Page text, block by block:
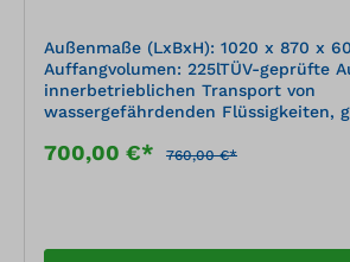
Außenmaße (LxBxH): 1020 x 870 x
Auffangvolumen: 225lTÜV-geprüfte
innerbetrieblichen Transport von
wassergefährdenden Flüssigkeiten,
Institut für Bautechnik) zum Einstellen von Gebinden
Plattenmaterial, nach statischen
700,00 €* 760,00 €*